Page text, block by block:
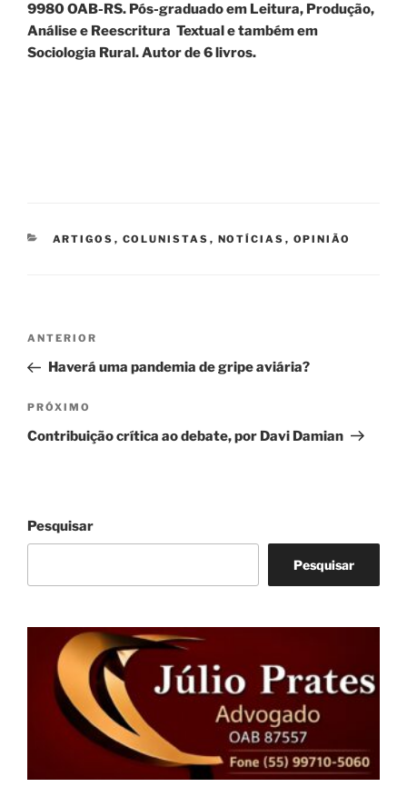
9980 OAB-RS. Pós-graduado em Leitura, Produção,
Análise e Reescritura Textual e também em
Sociologia Rural. Autor de 6 livros.
CATEGORIAS
ARTIGOS , COLUNISTAS , NOTÍCIAS , OPINIÃO
Navegação
Post
Post
anterior
ANTERIOR
Haverá uma pandemia de gripe aviária?
Próximo
post
PRÓXIMO
Contribuição crítica ao debate, por Davi Damian
Pesquisar
Pesquisar